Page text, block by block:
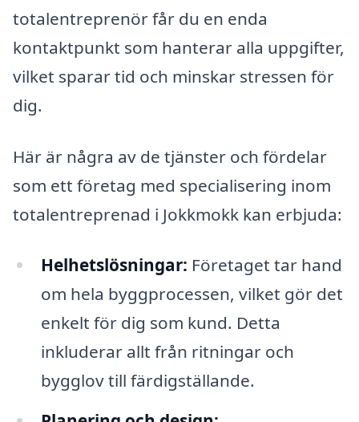
totalentreprenör får du en enda
kontaktpunkt som hanterar alla uppgifter,
vilket sparar tid och minskar stressen för
dig.
Här är några av de tjänster och fördelar
som ett företag med specialisering inom
totalentreprenad i Jokkmokk kan erbjuda:
Helhetslösningar: Företaget tar hand
om hela byggprocessen, vilket gör det
enkelt för dig som kund. Detta
inkluderar allt från ritningar och
bygglov till färdigställande.